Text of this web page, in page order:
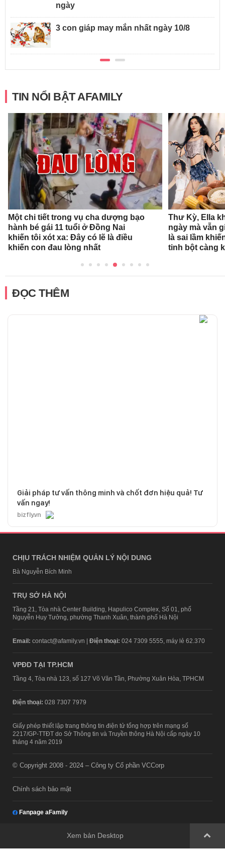
ngày
3 con giáp may mắn nhất ngày 10/8
TIN NỔI BẬT AFAMILY
Một chi tiết trong vụ cha dượng bạo
hành bé gái 11 tuổi ở Đồng Nai
khiến tôi xót xa: Đây có lẽ là điều
khiến con đau lòng nhất
Thư Kỳ, Ella
ngày mà vẫn
là sai lầm
tinh bột càng
ĐỌC THÊM
Giải pháp tư vấn thông minh và chốt đơn hiệu quả! Tư
vấn ngay!
bizfly.vn
CHỊU TRÁCH NHIỆM QUẢN LÝ NỘI DUNG
Bà Nguyễn Bích Minh
TRỤ SỞ HÀ NỘI
Tầng 21, Tòa nhà Center Building, Hapulico Complex, Số 01, phố
Nguyễn Huy Tưởng, phường Thanh Xuân, thành phố Hà Nội
Email: contact@afamily.vn | Điện thoại: 024 7309 5555, máy lẻ 62.370
VPĐD TẠI TP.HCM
Tầng 4, Tòa nhà 123, số 127 Võ Văn Tần, Phường Xuân Hòa, TPHCM
Điện thoại: 028 7307 7979
Giấy phép thiết lập trang thông tin điện tử tổng hợp trên mạng số
2217/GP-TTĐT do Sở Thông tin và Truyền thông Hà Nội cấp ngày 10
tháng 4 năm 2019
© Copyright 2008 - 2024 – Công ty Cổ phần VCCorp
Chính sách bảo mật
Fanpage aFamily
Xem bản Desktop